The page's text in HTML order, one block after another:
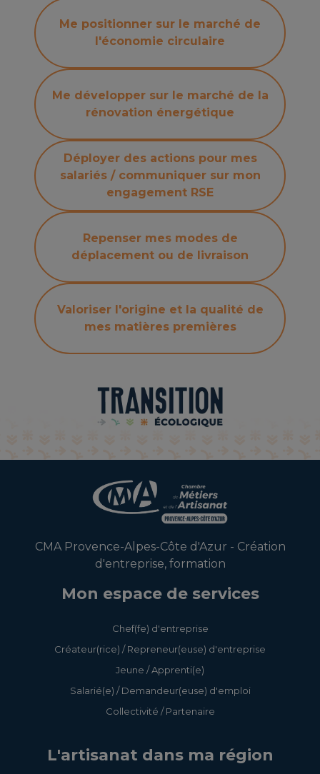
Me positionner sur le marché de
l'économie circulaire
Me développer sur le marché de la
rénovation énergétique
Déployer des actions pour mes
salariés / communiquer sur mon
engagement RSE
Repenser mes modes de
déplacement ou de livraison
Valoriser l'origine et la qualité de
mes matières premières
CMA Provence-Alpes-Côte d'Azur - Création
d'entreprise, formation
Mon espace de services
Chef(fe) d'entreprise
Créateur(rice) / Repreneur(euse) d'entreprise
Jeune / Apprenti(e)
Salarié(e) / Demandeur(euse) d'emploi
Collectivité / Partenaire
L'artisanat dans ma région